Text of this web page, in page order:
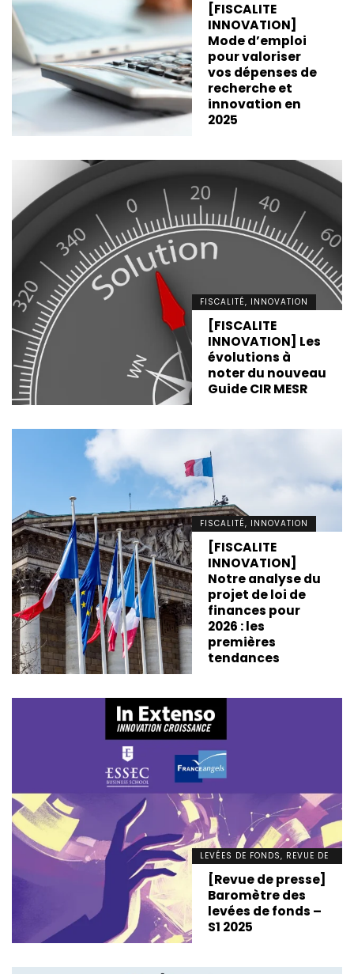
[FISCALITE
INNOVATION]
Mode d’emploi
pour valoriser
vos dépenses de
recherche et
innovation en
2025
FISCALITÉ, INNOVATION
[FISCALITE
INNOVATION] Les
évolutions à
noter du nouveau
Guide CIR MESR
FISCALITÉ, INNOVATION
[FISCALITE
INNOVATION]
Notre analyse du
projet de loi de
finances pour
2026 : les
premières
tendances
LEVÉES DE FONDS, REVUE DE
PRESSE
[Revue de presse]
Baromètre des
levées de fonds –
S1 2025